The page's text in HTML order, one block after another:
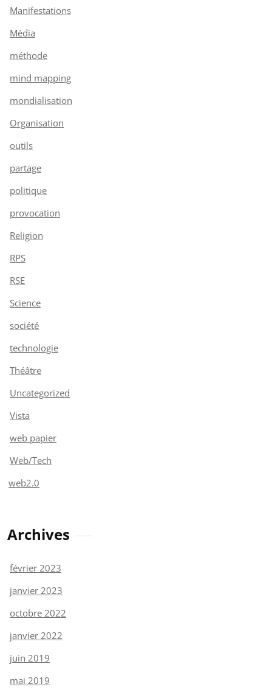
Manifestations
Média
méthode
mind mapping
mondialisation
Organisation
outils
partage
politique
provocation
Religion
RPS
RSE
Science
société
technologie
Théâtre
Uncategorized
Vista
web papier
Web/Tech
web2.0
Archives
février 2023
janvier 2023
octobre 2022
janvier 2022
juin 2019
mai 2019